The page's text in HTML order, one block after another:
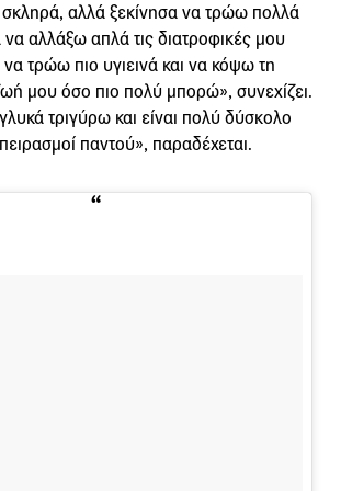
αλλά ξεκίνησα να τρώω πολλά
αλλάξω απλά τις διατροφικές μου
τρώω πιο υγιεινά και να κόψω τη
μου όσο πιο πολύ μπορώ», συνεχίζει.
τριγύρω και είναι πολύ δύσκολο
παντού», παραδέχεται.